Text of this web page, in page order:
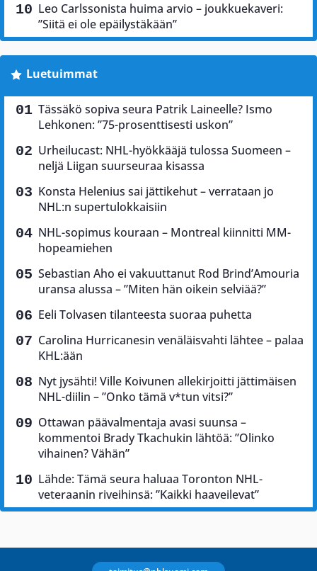
Leo Carlssonista huima arvio – joukkuekaveri:
”Siitä ei ole epäilystäkään”
Luetuimmat
Tässäkö sopiva seura Patrik Laineelle? Ismo
Lehkonen: ”75-prosenttisesti uskon”
Urheilucast: NHL-hyökkääjä tulossa Suomeen –
neljä Liigan suurseuraa kisassa
Konsta Helenius sai jättikehut – verrataan jo
NHL:n supertulokkaisiin
NHL-sopimus kouraan – Montreal kiinnitti MM-
hopeamiehen
Sebastian Aho ei vakuuttanut Rod Brind’Amouria
uransa alussa – ”Miten hän oikein selviää?”
Eeli Tolvasen tilanteesta suoraa puhetta
Carolina Hurricanesin venäläisvahti lähtee – palaa
KHL:ään
Nyt jysähti! Ville Koivunen allekirjoitti jättimäisen
NHL-diilin – ”Onko tämä v*tun vitsi?”
Ottawan päävalmentaja avasi suunsa –
kommentoi Brady Tkachukin lähtöä: ”Olinko
vihainen? Vähän”
Lähde: Tämä seura haluaa Toronton NHL-
veteraanin riveihinsä: ”Kaikki haaveilevat”